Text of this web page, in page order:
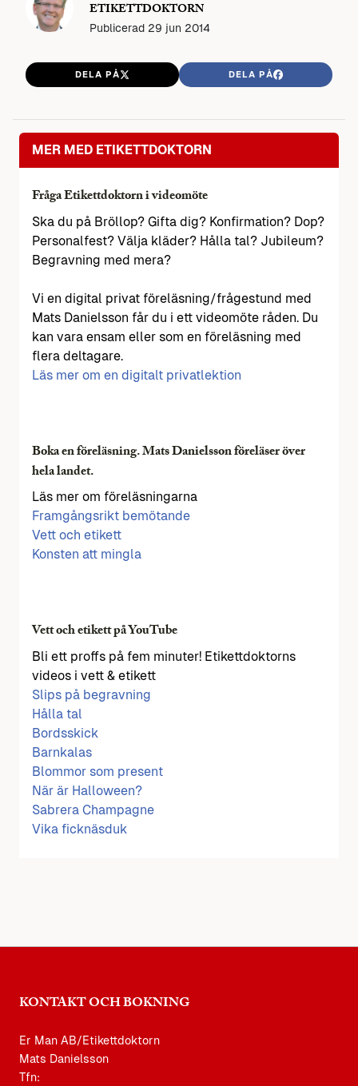
ETIKETTDOKTORN
Publicerad 29 jun 2014
DELA PÅ DELA PÅ
MER MED ETIKETTDOKTORN
Fråga Etikettdoktorn i videomöte
Ska du på Bröllop? Gifta dig? Konfirmation? Dop?
Personalfest? Välja kläder? Hålla tal? Jubileum?
Begravning med mera?
Vi en digital privat föreläsning/frågestund med
Mats Danielsson får du i ett videomöte råden. Du
kan vara ensam eller som en föreläsning med
flera deltagare.
Läs mer om en digitalt privatlektion
Boka en föreläsning. Mats Danielsson föreläser över
hela landet.
Läs mer om föreläsningarna
Framgångsrikt bemötande
Vett och etikett
Konsten att mingla
Vett och etikett på YouTube
Bli ett proffs på fem minuter! Etikettdoktorns
videos i vett & etikett
Slips på begravning
Hålla tal
Bordsskick
Barnkalas
Blommor som present
När är Halloween?
Sabrera Champagne
Vika ficknäsduk
KONTAKT OCH BOKNING
Er Man AB/Etikettdoktorn
Mats Danielsson
Tfn: